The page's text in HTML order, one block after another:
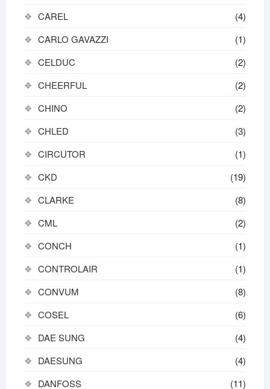
CAREL
(4)
CARLO GAVAZZI
(1)
CELDUC
(2)
CHEERFUL
(2)
CHINO
(2)
CHLED
(3)
CIRCUTOR
(1)
CKD
(19)
CLARKE
(8)
CML
(2)
CONCH
(1)
CONTROLAIR
(1)
CONVUM
(8)
COSEL
(6)
DAE SUNG
(4)
DAESUNG
(4)
DANFOSS
(11)